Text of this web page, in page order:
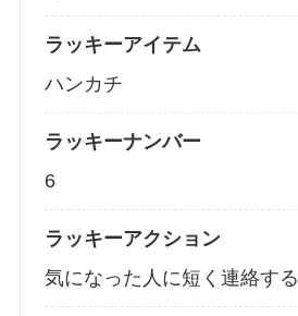
ラッキーアイテム
ハンカチ
ラッキーナンバー
6
ラッキーアクション
気になった人に短く連絡する